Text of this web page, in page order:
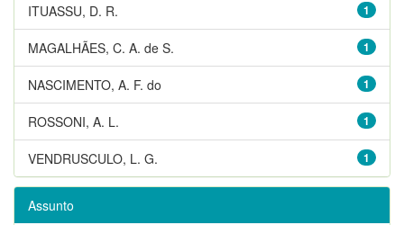
1
ITUASSU, D. R.
1
MAGALHÃES, C. A. de S.
1
NASCIMENTO, A. F. do
1
ROSSONI, A. L.
1
VENDRUSCULO, L. G.
Assunto